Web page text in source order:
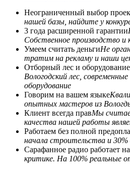
Неограниченный выбор
нашей базы, найдите у
3 года расширенной гарантии
Собственное производство
Умеем считать деньгиНе
тратим на рекламу и наши
Отборный лес и оборудование
Вологодский лес,
оборудование
Говорим на вашем языке
опытных мастеров из
Клиент всегда правМы
качества нашей работы
Работаем без полной
начала строительства и 30%
Сарафанное радио работает
критике. На 100% реальные